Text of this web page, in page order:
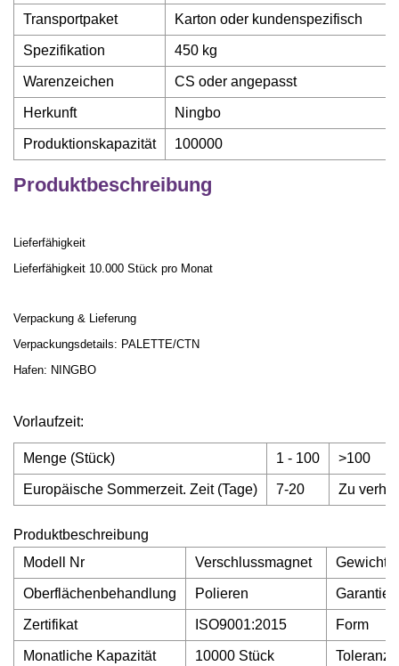
Transportpaket Karton oder kundenspezifisch
Spezifikation 450 kg
Warenzeichen CS oder angepasst
Herkunft Ningbo
Produktionskapazität 100000
Produktbeschreibung
Lieferfähigkeit
Lieferfähigkeit 10.000 Stück pro Monat
Verpackung & Lieferung
Verpackungsdetails: PALETTE/CTN
Hafen: NINGBO
Vorlaufzeit:
Menge (Stück) 1 - 100 >100
Europäische Sommerzeit. Zeit (Tage) 7-20 Zu
Produktbeschreibung
Modell Nr
Verschlussmagnet Gewicht
Oberflächenbehandlung Polieren Garantie
Zertifikat ISO9001:2015 Form
Monatliche Kapazität 10000 Stück Toleranz